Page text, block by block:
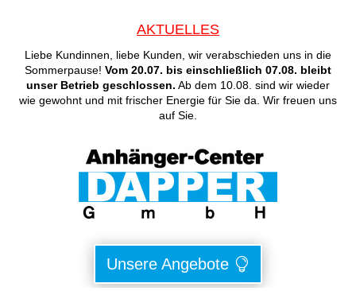
AKTUELLES
Liebe Kundinnen, liebe Kunden, wir verabschieden uns in die
Sommerpause! Vom 20.07. bis einschließlich 07.08. bleibt
unser Betrieb geschlossen. Ab dem 10.08. sind wir wieder
wie gewohnt und mit frischer Energie für Sie da. Wir freuen uns
auf Sie.
Unsere Angebote